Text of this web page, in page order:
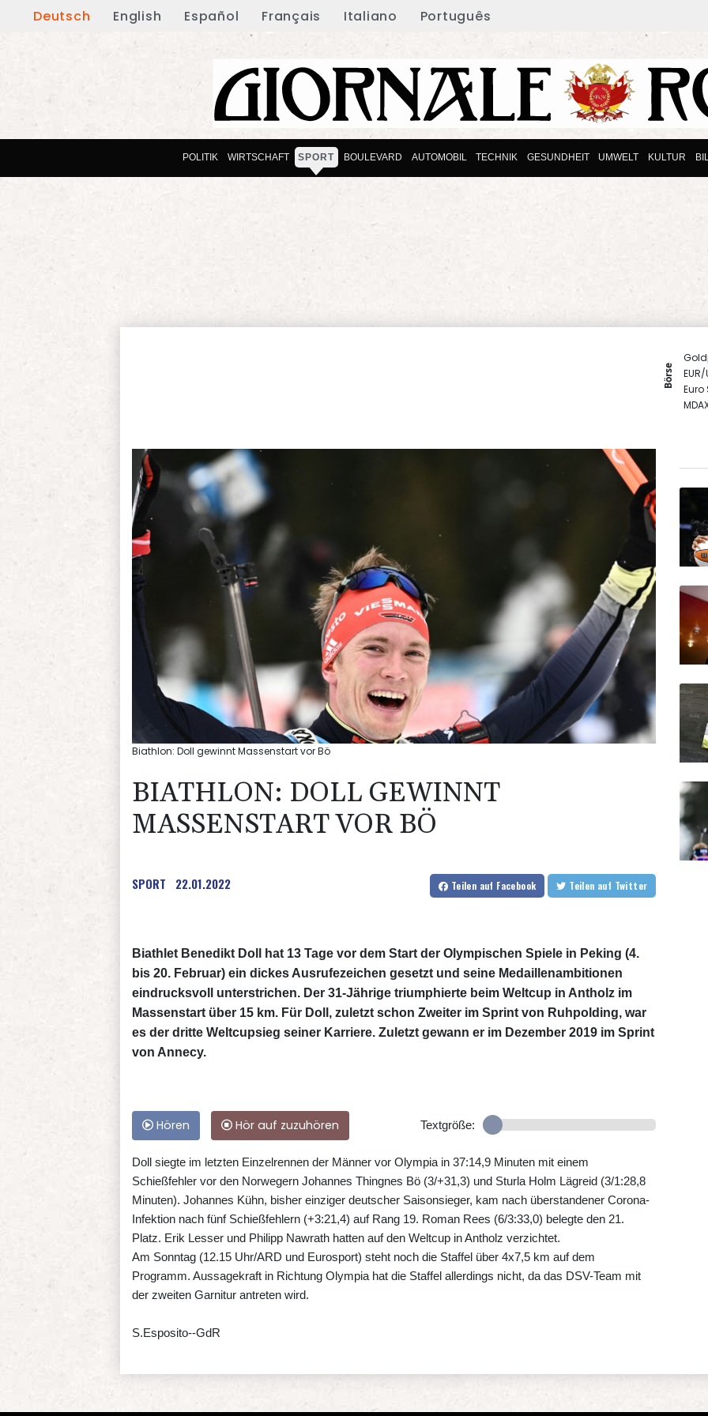
Deutsch English Español Français Italiano Português
POLITIK WIRTSCHAFT SPORT BOULEVARD AUTOMOBIL TECHNIK GESUNDHEIT UMWELT KULTUR
Börse
EUR/
Euro
Biathlon: Doll gewinnt Massenstart vor Bö
BIATHLON: DOLL GEWINNT
MASSENSTART VOR BÖ
SPORT 22.01.2022 Teilen auf Facebook Teilen auf Twitter
Biathlet Benedikt Doll hat 13 Tage vor dem Start der Olympischen Spiele in Peking (4.
bis 20. Februar) ein dickes Ausrufezeichen gesetzt und seine Medaillenambitionen
eindrucksvoll unterstrichen. Der 31-Jährige triumphierte beim Weltcup in Antholz im
Massenstart über 15 km. Für Doll, zuletzt schon Zweiter im Sprint von Ruhpolding, war
es der dritte Weltcupsieg seiner Karriere. Zuletzt gewann er im Dezember 2019 im Sprint
von Annecy.
Hören Hör auf zuzuhören Textgröße:
Doll siegte im letzten Einzelrennen der Männer vor Olympia in 37:14,9 Minuten mit einem
Schießfehler vor den Norwegern Johannes Thingnes Bö (3/+31,3) und Sturla Holm Lägreid (3/1:28,8
Minuten). Johannes Kühn, bisher einziger deutscher Saisonsieger, kam nach überstandener Corona-
Infektion nach fünf Schießfehlern (+3:21,4) auf Rang 19. Roman Rees (6/3:33,0) belegte den 21.
Platz. Erik Lesser und Philipp Nawrath hatten auf den Weltcup in Antholz verzichtet.
Am Sonntag (12.15 Uhr/ARD und Eurosport) steht noch die Staffel über 4x7,5 km auf dem
Programm. Aussagekraft in Richtung Olympia hat die Staffel allerdings nicht, da das DSV-Team mit
der zweiten Garnitur antreten wird.
S.Esposito--GdR